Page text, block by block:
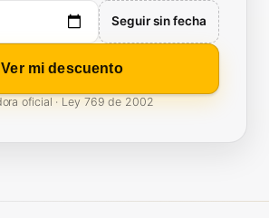
Seguir sin fecha
Ver mi descuento
oficial · Ley 769 de 2002